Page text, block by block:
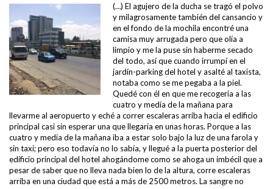
(…) El agujero de la ducha se tragó el polvo
y milagrosamente también del cansancio y
en el fondo de la mochila encontré una
camisa muy arrugada pero que olía a
limpio y me la puse sin haberme secado
del todo, así que cuando irrumpí en el
jardín-parking del hotel y asalté al taxista,
notaba como se me pegaba a la piel.
Quedé con él en que me recogería a las
cuatro y media de la mañana para
llevarme al aeropuerto y eché a correr escaleras arriba hacia el edificio
principal casi sin esperar una que llegaría en unas horas. Porque a las
cuatro y media de la mañana iba a estar solo bajo la luz de una farola y
sin taxi; pero eso todavía no lo sabía, y llegué a la puerta posterior del
edificio principal del hotel ahogándome como se ahoga un imbécil que a
pesar de saber que no lleva nada bien lo de la altura, corre escaleras
arriba en una ciudad que está a más de 2500 metros. La sangre no